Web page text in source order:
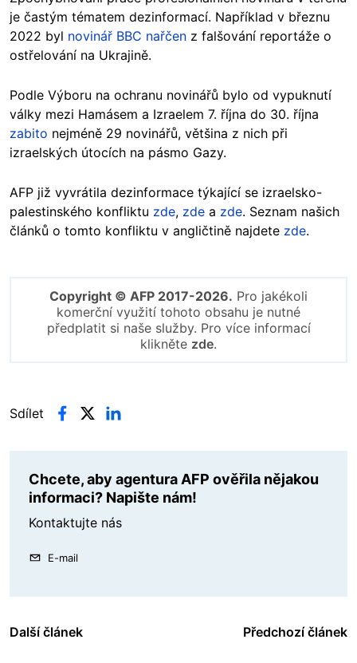
je častým tématem dezinformací. Například v březnu
2022 byl novinář BBC nařčen z falšování reportáže o
ostřelování na Ukrajině.
Podle Výboru na ochranu novinářů bylo od vypuknutí
války mezi Hamásem a Izraelem 7. října do 30. října
zabito nejméně 29 novinářů, většina z nich při
izraelských útocích na pásmo Gazy.
AFP již vyvrátila dezinformace týkající se izraelsko-
palestinského konfliktu zde, zde a zde. Seznam našich
článků o tomto konfliktu v angličtině najdete zde.
Copyright © AFP 2017-2026. Pro jakékoli
komerční využití tohoto obsahu je nutné
předplatit si naše služby. Pro více informací
klikněte zde.
Sdílet
Chcete, aby agentura AFP ověřila nějakou
informaci? Napište nám!
Kontaktujte nás
E-mail
Další článek Předchozí článek